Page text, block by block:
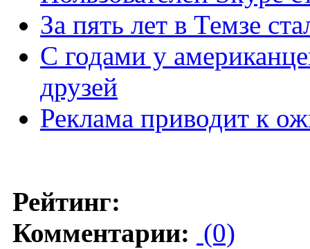
За пять лет в Темзе
С годами у
друзей
Реклама приводит к
Рейтинг:
Комментарии: (0)